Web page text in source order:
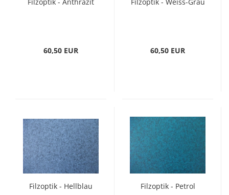
60,50 EUR 60,50 EUR
Filzoptik - Hellblau Filzoptik - Petrol